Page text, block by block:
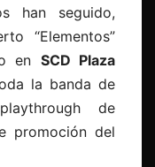
han seguido,
“Elementos”
en SCD Plaza
la banda de
de
promoción del